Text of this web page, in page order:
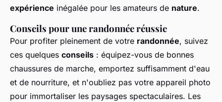
expérience inégalée pour les amateurs de nature.
Conseils pour une randonnée réussie
Pour profiter pleinement de votre randonnée, suivez
ces quelques conseils : équipez-vous de bonnes
chaussures de marche, emportez suffisamment d'eau
et de nourriture, et n'oubliez pas votre appareil photo
pour immortaliser les paysages spectaculaires. Les